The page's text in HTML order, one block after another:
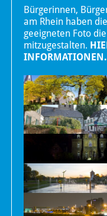
Bürgerinnen,
am Rhein haben
geeigneten Foto
mitzugestalten.
INFORMATIONEN.